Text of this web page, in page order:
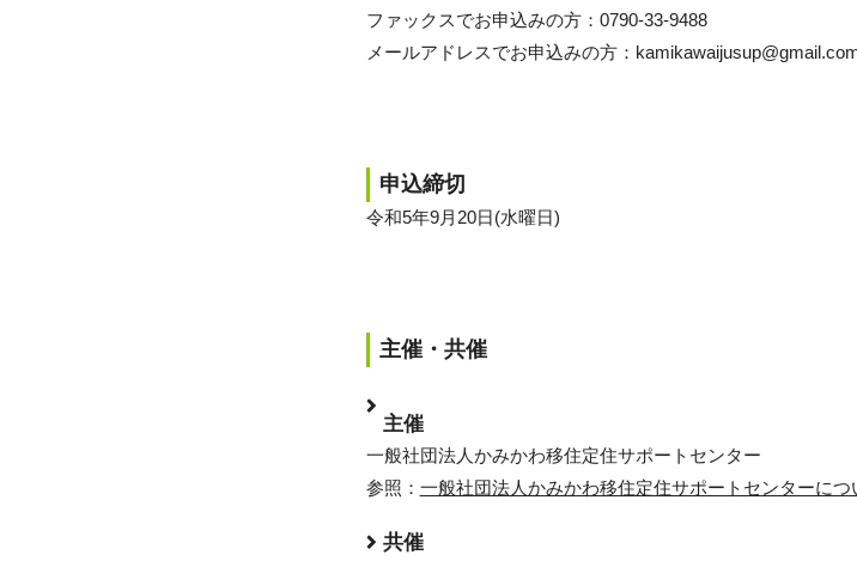
ファックスでお申込みの方：0790-33-9488
メールアドレスでお申込みの方：
申込締切
令和5年9月20日(水曜日)
主催・共催
主催
一般社団法人かみかわ移住定住サポートセンター
参照： 一般社団法人かみかわ移住定住サポートセンターに
共催